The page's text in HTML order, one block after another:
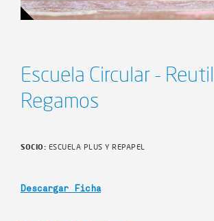
Escuela Circular -
Regamos
SOCIO: ESCUELA PLUS Y REPAPEL
Descargar Ficha